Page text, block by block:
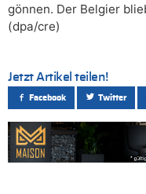
gönnen. Der Belgier
(dpa/cre)
Jetzt Artikel teilen!
Facebook Twitter